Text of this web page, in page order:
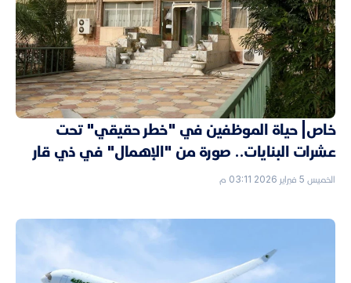
خاص| حياة الموظفين في "خطر حقيقي" تحت
عشرات البنايات.. صورة من "الإهمال" في ذي قار
الخميس 5 فبراير 2026 03:11 م